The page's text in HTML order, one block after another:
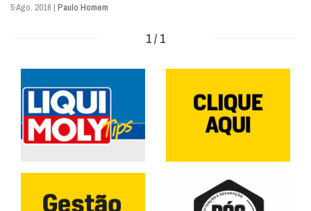
5 Ago. 2016 | Paulo Homem
1 / 1